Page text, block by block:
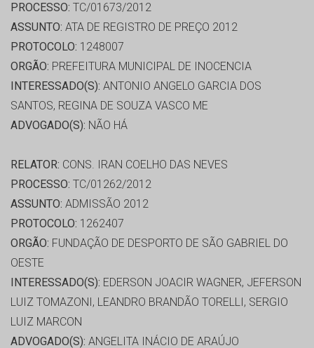
PROCESSO: TC/01673/2012
ASSUNTO: ATA DE REGISTRO DE PREÇO 2012
PROTOCOLO: 1248007
ORGÃO: PREFEITURA MUNICIPAL DE INOCENCIA
INTERESSADO(S): ANTONIO ANGELO GARCIA DOS
SANTOS, REGINA DE SOUZA VASCO ME
ADVOGADO(S): NÃO HÁ
RELATOR: CONS. IRAN COELHO DAS NEVES
PROCESSO: TC/01262/2012
ASSUNTO: ADMISSÃO 2012
PROTOCOLO: 1262407
ORGÃO: FUNDAÇÃO DE DESPORTO DE SÃO GABRIEL DO
OESTE
INTERESSADO(S): EDERSON JOACIR WAGNER, JEFERSON
LUIZ TOMAZONI, LEANDRO BRANDÃO TORELLI, SERGIO
LUIZ MARCON
ADVOGADO(S): ANGELITA INÁCIO DE ARAÚJO